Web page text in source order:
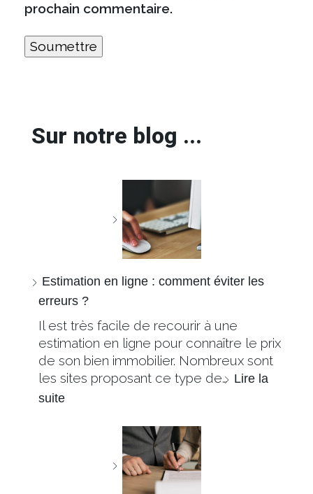
prochain commentaire.
Sur notre blog ...
Estimation en ligne : comment éviter les
erreurs ?
Il est très facile de recourir à une
estimation en ligne pour connaître le prix
de son bien immobilier. Nombreux sont
les sites proposant ce type de… Lire la
suite